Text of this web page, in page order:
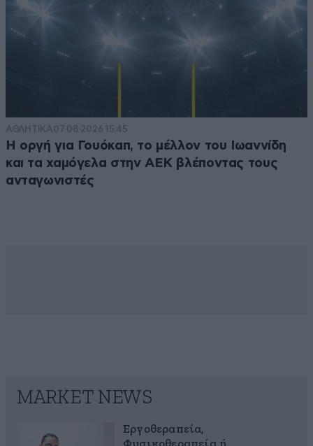
ΑΘΛΗΤΙΚΑ07·08·2026 15:45
Η οργή για Γουόκαπ, το μέλλον του Ιωαννίδη
και τα χαμόγελα στην ΑΕΚ βλέποντας τους
ανταγωνιστές
MARKET NEWS
Εργοθεραπεία,